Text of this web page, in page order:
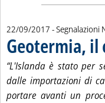
22/09/2017 - Segnalazioni
Geotermia, il
“L'Islanda è stato per
dalle importazioni di
portare avanti un